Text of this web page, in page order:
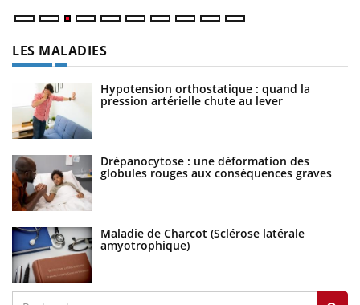
LES MALADIES
Hypotension orthostatique : quand la
pression artérielle chute au lever
Drépanocytose : une déformation des
globules rouges aux conséquences graves
Maladie de Charcot (Sclérose latérale
amyotrophique)